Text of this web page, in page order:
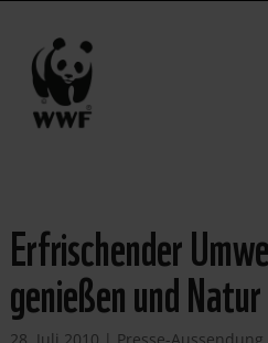
Erfrischender
genießen und